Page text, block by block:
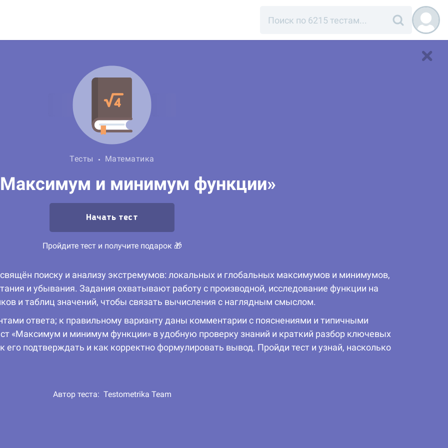
Тесты Математика
и минимум функции»
Начать тест
Пройдите тест и получите подарок 🎁
поиску и анализу экстремумов: локальных и глобальных максимумов и минимумов,
и убывания. Задания охватывают работу с производной, исследование функции на
и таблиц значений, чтобы связать вычисления с наглядным смыслом.
ответа; к правильному варианту даны комментарии с пояснениями и типичными
«Максимум и минимум функции» в удобную проверку знаний и краткий разбор ключевых
его подтверждать и как корректно формулировать вывод. Пройди тест и узнай, насколько
Автор теста: Testometrika Team